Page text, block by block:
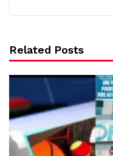
Related Posts